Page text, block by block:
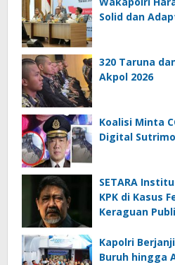
Solid dan
320 Taruna
Akpol 2026
Koalisi Minta
Digital
SETARA
KPK di Kasus
Keraguan
Kapolri
Buruh hingga